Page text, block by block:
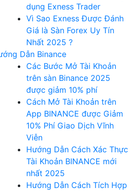
dụng Exness Trader
Vì Sao Exness Được Đánh
Giá là Sàn Forex Uy Tín
Nhất 2025 ?
Dẫn Binance
Các Bước Mở Tài Khoản
trên sàn Binance 2025
được giảm 10% phí
Cách Mở Tài Khoản trên
App BINANCE được Giảm
10% Phí Giao Dịch Vĩnh
Viễn
Hướng Dẫn Cách Xác Thực
Tài Khoản BINANCE mới
nhất 2025
Hướng Dẫn Cách Tích Hợp